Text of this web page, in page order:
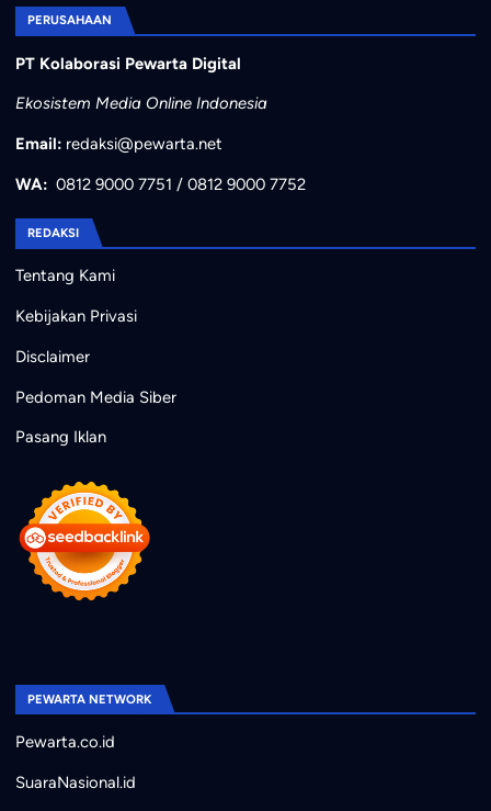
PERUSAHAAN
PT Kolaborasi Pewarta Digital
Ekosistem Media Online Indonesia
Email: redaksi@pewarta.net
WA: 0812 9000 7751 / 0812 9000 7752
REDAKSI
Tentang Kami
Kebijakan Privasi
Disclaimer
Pedoman Media Siber
Pasang Iklan
PEWARTA NETWORK
Pewarta.co.id
SuaraNasional.id